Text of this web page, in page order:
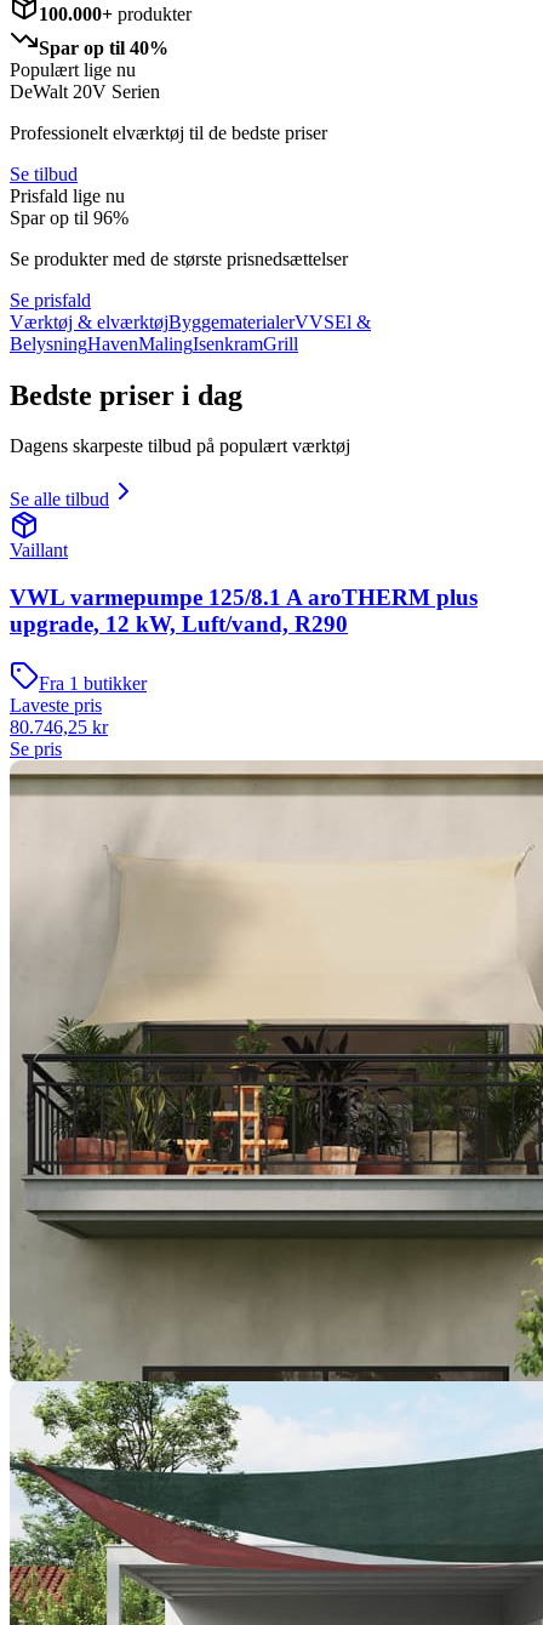
100.000+ produkter
Spar op til 40%
Populært lige nu
DeWalt 20V Serien
Professionelt elværktøj til de bedste priser
Se tilbud
Prisfald lige nu
Spar op til 96%
Se produkter med de største prisnedsættelser
Se prisfald
Værktøj & elværktøjByggematerialerVVSEl &
BelysningHavenMalingIsenkramGrill
Bedste priser i dag
Dagens skarpeste tilbud på populært værktøj
Se alle tilbud
Vaillant
VWL varmepumpe 125/8.1 A aroTHERM plus
upgrade, 12 kW, Luft/vand, R290
Fra 1 butikker
Laveste pris
80.746,25 kr
Se pris